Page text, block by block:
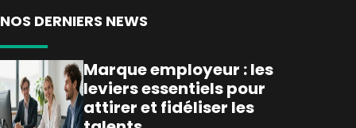
NOS DERNIERS NEWS
Marque employeur : les
leviers essentiels pour
attirer et fidéliser les